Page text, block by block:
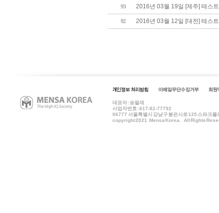
93 2016년 03월 19일 [제주] 테스
92 2016년 03월 12일 [대전] 테스
대표자 : 송필재
사업자번호 : 617-82-77792
06777 서울특별시 강남구 봉은사로 125 스파
copyright 2021 Mensa Korea. All Rights